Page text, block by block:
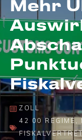
Mehr
ZOLL
42 00 REGIME ,